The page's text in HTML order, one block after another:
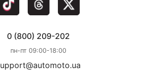
0 (800) 209-202
пн-пт 09:00-18:00